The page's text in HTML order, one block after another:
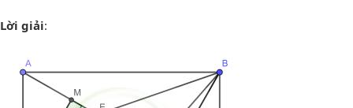
Lời giải: